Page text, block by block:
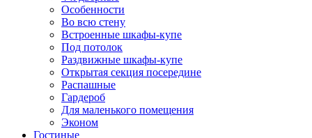
Особенности
Во всю стену
Встроенные шкафы-купе
Под потолок
Раздвижные шкафы-купе
Открытая секция посередине
Распашные
Гардероб
Для маленького помещения
Эконом
Гостиные